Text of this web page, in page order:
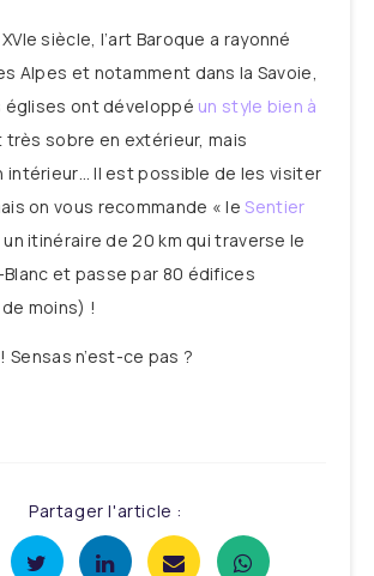
siècle, l’art Baroque a rayonné
Alpes et notamment dans la Savoie,
ont développé un style bien à
très sobre en extérieur, mais
intérieur… Il est possible de les visiter
on vous recommande « leSentier
un itinéraire de 20 km qui traverse le
et passe par 80 édifices
moins) !
Sensas n’est-ce pas ?
Partager l'article :